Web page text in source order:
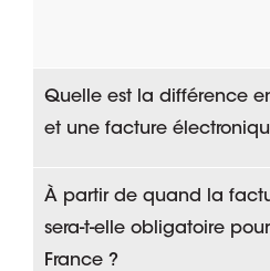
Quelle est la différence
et une facture
À partir de quand la
sera-t-elle obligatoire
France ?